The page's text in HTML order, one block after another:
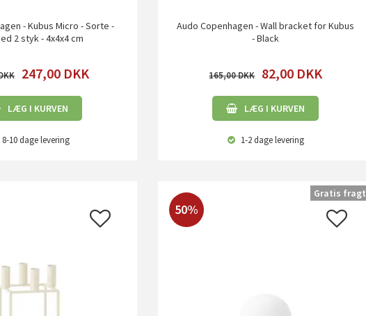
- Kubus Micro - Sorte -
2 styk - 4x4x4 cm
247,00 DKK
LÆG I KURVEN
8-10 dagelevering
Audo Copenhagen - Wall bracket for Kubus
- Black
165,00 82,00 DKK
LÆG I KURVEN
1-2 dagelevering
50%
Gratis fragt